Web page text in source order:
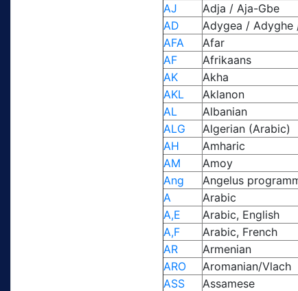
AJ
Adja / Aja-Gbe
AD
Adygea / Adyghe
AFA
Afar
AF
Afrikaans
AK
Akha
AKL
Aklanon
AL
Albanian
ALG
Algerian (Arabic)
AH
Amharic
AM
Amoy
Ang
Angelus
A
Arabic
A,E
Arabic, English
A,F
Arabic, French
AR
Armenian
ARO
Aromanian/Vlach
ASS
Assamese